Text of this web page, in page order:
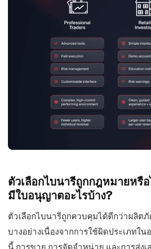
ตัวเลือกไบนารีถูกกฎหมายหรื
มีใบอนุญาตอะไรบ้าง?
ตัวเลือกไบนารีถูกควบคุมได้ดีกว่าผลิต
บางอย่างเนื่องจากการใช้ผิดประเภทใ